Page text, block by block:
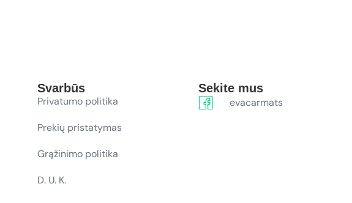
Svarbūs
Privatumo politika
Prekių pristatymas
Grąžinimo politika
D. U. K.
Sekite mus
evacarmats